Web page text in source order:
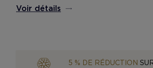
Voir détails
5 % DE RÉDUCTION